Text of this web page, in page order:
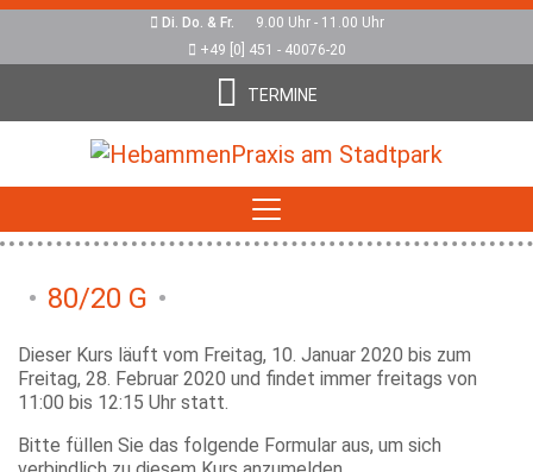
Di. Do. & Fr. 9.00 Uhr - 11.00 Uhr
+49 [0] 451 - 40076-20
TERMINE
80/20 G
Dieser Kurs läuft vom Freitag, 10. Januar 2020 bis zum
Freitag, 28. Februar 2020 und findet immer freitags von
11:00 bis 12:15 Uhr statt.
Bitte füllen Sie das folgende Formular aus, um sich